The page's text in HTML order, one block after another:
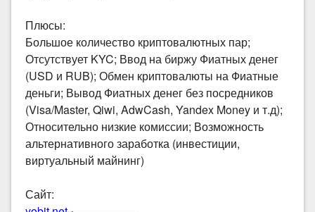
Плюсы:
Большое количество криптовалютных пар;
Отсутствует KYC; Ввод на биржу Фиатных денег
(USD и RUB); Обмен криптовалюты на Фиатные
деньги; Вывод Фиатных денег без посредников
(Visa/Master, Qiwi, AdwCash, Yandex Money и т.д);
Относительно низкие комиссии; Возможность
альтернативного заработка (инвестиции,
виртуальный майнинг)
Сайт: